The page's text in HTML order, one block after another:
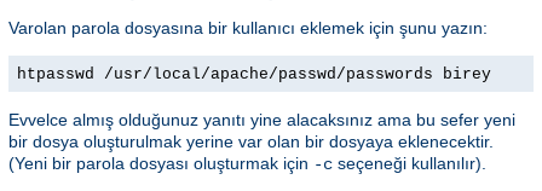
Varolan parola dosyasına bir kullanıcı eklemek için şunu yazın:
htpasswd /usr/local/apache/passwd/passwords birey
Evvelce almış olduğunuz yanıtı yine alacaksınız ama bu sefer yeni
bir dosya oluşturulmak yerine var olan bir dosyaya eklenecektir.
(Yeni bir parola dosyası oluşturmak için -c seçeneği kullanılır).